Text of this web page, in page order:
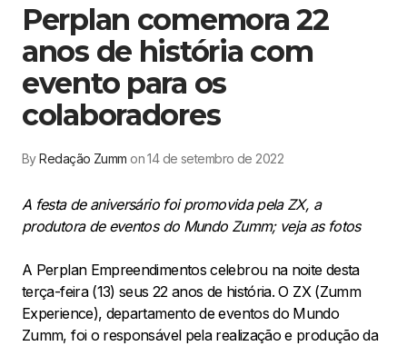
Perplan comemora 22
anos de história com
evento para os
colaboradores
ByRedação Zumm on 14 de setembro de 2022
A festa de aniversário foi promovida pela ZX, a
produtora de eventos do Mundo Zumm; veja as fotos
A Perplan Empreendimentos celebrou na noite desta
terça-feira (13) seus 22 anos de história. O ZX (Zumm
Experience), departamento de eventos do Mundo
Zumm, foi o responsável pela realização e produção da